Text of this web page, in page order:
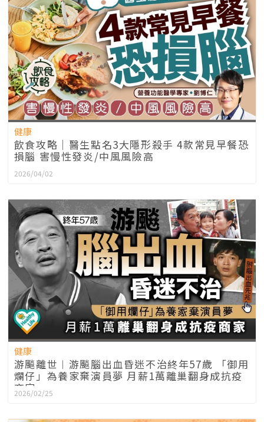
健康
飲食攻略｜醫生點名3大隱形殺手 4款常見早餐恐
損腦 害慢性發炎/中風風險高
2026/04/02
健康
游飈離世︱游飈腦出血昏迷不治終年57歲 「御用
爛仔」為養家棄演員夢 月薪1萬離巢翻身成抗疫
商家
2026/02/25